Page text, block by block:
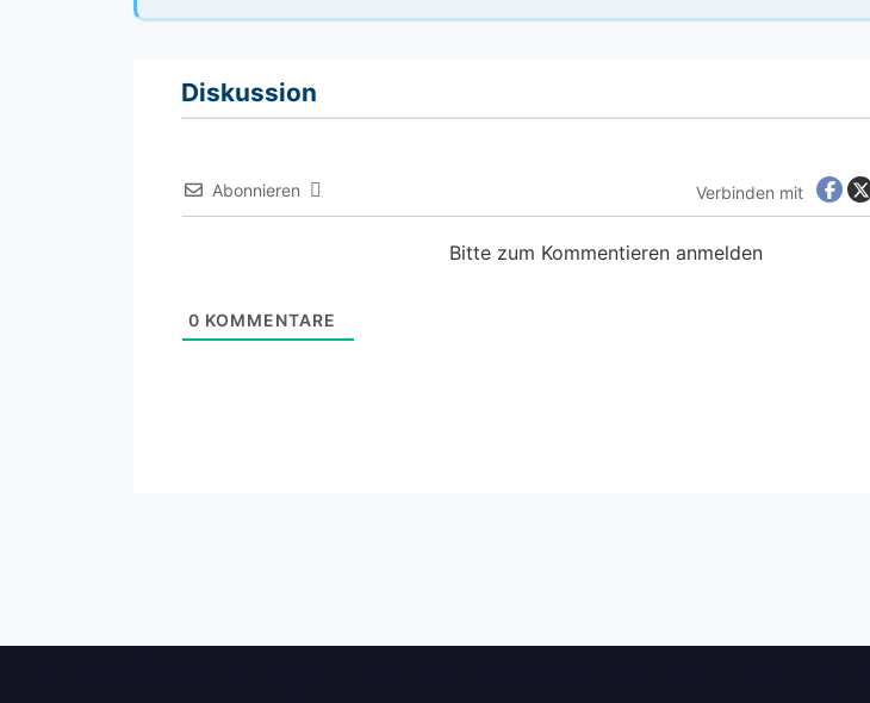
Diskussion
Abonnieren Verbinden mit
Bitte zum Kommentieren anmelden
0 KOMMENTARE